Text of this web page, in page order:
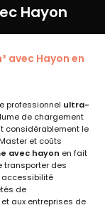
Hayon
avec Hayon en
professionnel ultra-
de chargement
considérablement le
et coûts
avec hayon en fait
transporter des
accessibilité
de
aux entreprises de